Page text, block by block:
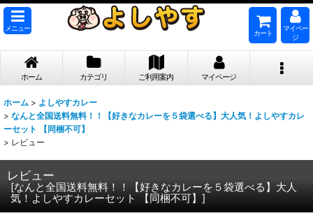
メニュー
カート
マイペー
ジ
ホーム カテゴリ ご利用案内 マイページ
ホーム > よしやすカレー
> なんと全国送料無料！！【好きなカレーを５袋選べる】大人気！よしやすカレ
ーセット 【同梱不可】
> レビュー
レビュー
[なんと全国送料無料！！【好きなカレーを５袋選べる】大人
気！よしやすカレーセット 【同梱不可】 ]